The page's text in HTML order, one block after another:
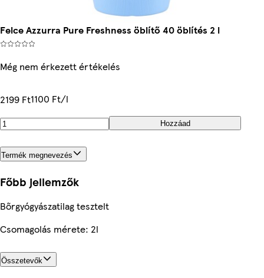
Felce Azzurra Pure Freshness öblítő 40 öblítés 2 l
Még nem érkezett értékelés
2199 Ft1100 Ft/l
Hozzáad
Termék megnevezés
Főbb jellemzők
Bőrgyógyászatilag tesztelt
Csomagolás mérete: 2l
Összetevők